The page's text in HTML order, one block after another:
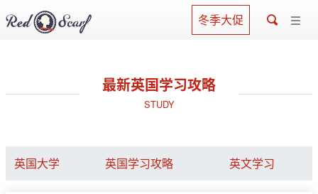
冬季大促
最新英国学习攻略
STUDY
英国大学 英国学习攻略 英文学习